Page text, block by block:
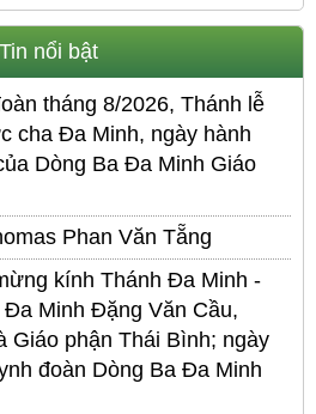
Tin nổi bật
tháng 8/2026, Thánh lễ
cha Đa Minh, ngày hành
Dòng Ba Đa Minh Giáo
Phan Văn Tẵng
kính Thánh Đa Minh -
Minh Đặng Văn Cầu,
Giáo phận Thái Bình; ngày
đoàn Dòng Ba Đa Minh